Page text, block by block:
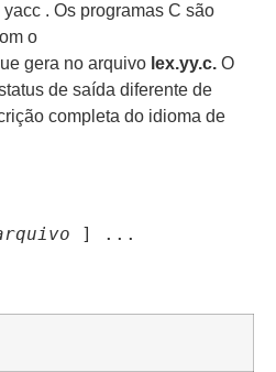
. Os programas C são
o
gera no arquivo lex.yy.c. O
de saída diferente de
completa do idioma de
] ...